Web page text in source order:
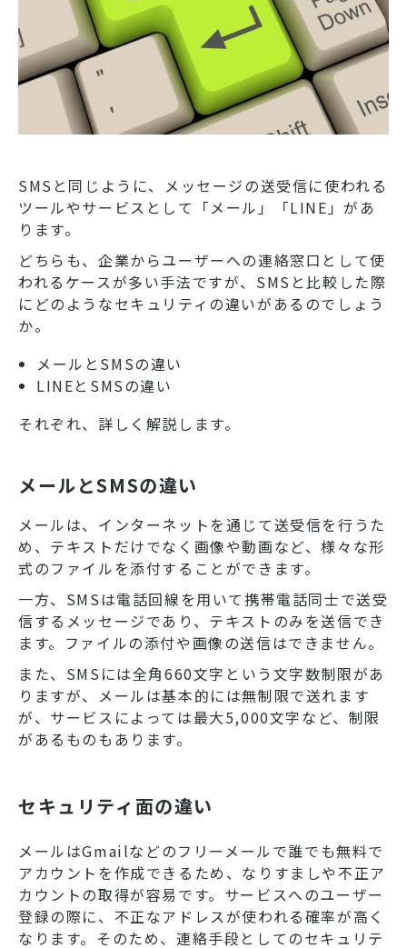
SMSと同じように、メッセージの送受信に使われる
ツールやサービスとして「メール」「LINE」があ
ります。
どちらも、企業からユーザーへの連絡窓口として使
われるケースが多い手法ですが、SMSと比較した際
にどのようなセキュリティの違いがあるのでしょう
か。
メールとSMSの違い
LINEとSMSの違い
それぞれ、詳しく解説します。
メールとSMSの違い
メールは、インターネットを通じて送受信を行うた
め、テキストだけでなく画像や動画など、様々な形
式のファイルを添付することができます。
一方、SMSは電話回線を用いて携帯電話同士で送受
信するメッセージであり、テキストのみを送信でき
ます。ファイルの添付や画像の送信はできません。
また、SMSには全角660文字という文字数制限があ
りますが、メールは基本的には無制限で送れます
が、サービスによっては最大5,000文字など、制限
があるものもあります。
セキュリティ面の違い
メールはGmailなどのフリーメールで誰でも無料で
アカウントを作成できるため、なりすましや不正ア
カウントの取得が容易です。サービスへのユーザー
登録の際に、不正なアドレスが使われる確率が高く
なります。そのため、連絡手段としてのセキュリテ